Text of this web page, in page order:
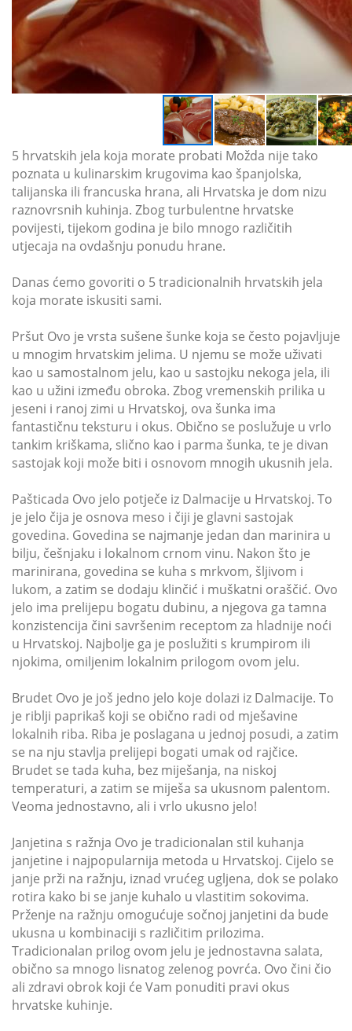
5 hrvatskih jela koja morate probati Možda nije tako
poznata u kulinarskim krugovima kao španjolska,
talijanska ili francuska hrana, ali Hrvatska je dom nizu
raznovrsnih kuhinja. Zbog turbulentne hrvatske
povijesti, tijekom godina je bilo mnogo različitih
utjecaja na ovdašnju ponudu hrane.
Danas ćemo govoriti o 5 tradicionalnih hrvatskih jela
koja morate iskusiti sami.
Pršut Ovo je vrsta sušene šunke koja se često pojavljuje
u mnogim hrvatskim jelima. U njemu se može uživati
kao u samostalnom jelu, kao u sastojku nekoga jela, ili
kao u užini između obroka. Zbog vremenskih prilika u
jeseni i ranoj zimi u Hrvatskoj, ova šunka ima
fantastičnu teksturu i okus. Obično se poslužuje u vrlo
tankim kriškama, slično kao i parma šunka, te je divan
sastojak koji može biti i osnovom mnogih ukusnih jela.
Pašticada Ovo jelo potječe iz Dalmacije u Hrvatskoj. To
je jelo čija je osnova meso i čiji je glavni sastojak
govedina. Govedina se najmanje jedan dan marinira u
bilju, češnjaku i lokalnom crnom vinu. Nakon što je
marinirana, govedina se kuha s mrkvom, šljivom i
lukom, a zatim se dodaju klinčić i muškatni oraščić. Ovo
jelo ima prelijepu bogatu dubinu, a njegova ga tamna
konzistencija čini savršenim receptom za hladnije noći
u Hrvatskoj. Najbolje ga je poslužiti s krumpirom ili
njokima, omiljenim lokalnim prilogom ovom jelu.
Brudet Ovo je još jedno jelo koje dolazi iz Dalmacije. To
je riblji paprikaš koji se obično radi od mješavine
lokalnih riba. Riba je poslagana u jednoj posudi, a zatim
se na nju stavlja prelijepi bogati umak od rajčice.
Brudet se tada kuha, bez miješanja, na niskoj
temperaturi, a zatim se miješa sa ukusnom palentom.
Veoma jednostavno, ali i vrlo ukusno jelo!
Janjetina s ražnja Ovo je tradicionalan stil kuhanja
janjetine i najpopularnija metoda u Hrvatskoj. Cijelo se
janje prži na ražnju, iznad vrućeg ugljena, dok se polako
rotira kako bi se janje kuhalo u vlastitim sokovima.
Prženje na ražnju omogućuje sočnoj janjetini da bude
ukusna u kombinaciji s različitim prilozima.
Tradicionalan prilog ovom jelu je jednostavna salata,
obično sa mnogo lisnatog zelenog povrća. Ovo čini čio
ali zdravi obrok koji će Vam ponuditi pravi okus
hrvatske kuhinje.